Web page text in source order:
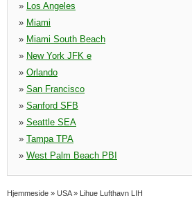
» Los Angeles
» Miami
» Miami South Beach
» New York JFK e
» Orlando
» San Francisco
» Sanford SFB
» Seattle SEA
» Tampa TPA
» West Palm Beach PBI
Hjemmeside » USA» Lihue Lufthavn LIH